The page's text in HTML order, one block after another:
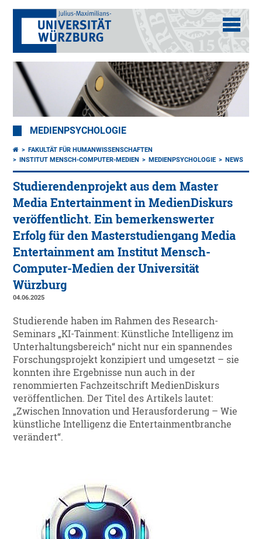
MEDIENPSYCHOLOGIE
FAKULTÄT FÜR HUMANWISSENSCHAFTEN
INSTITUT MENSCH-COMPUTER-MEDIEN
MEDIENPSYCHOLOGIE NEWS
Studierendenprojekt aus dem Master
Media Entertainment in MedienDiskurs
veröffentlicht. Ein bemerkenswerter
Erfolg für den Masterstudiengang Media
Entertainment am Institut Mensch-
Computer-Medien der Universität
Würzburg
04.06.2025
Studierende haben im Rahmen des Research-
Seminars „KI-Tainment: Künstliche Intelligenz im
Unterhaltungsbereich“ nicht nur ein spannendes
Forschungsprojekt konzipiert und umgesetzt – sie
konnten ihre Ergebnisse nun auch in der
renommierten Fachzeitschrift MedienDiskurs
veröffentlichen. Der Titel des Artikels lautet:
„Zwischen Innovation und Herausforderung – Wie
künstliche Intelligenz die Entertainmentbranche
verändert“.